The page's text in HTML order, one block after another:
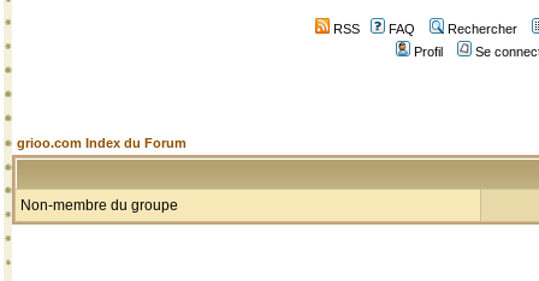
RSS FAQ
Rechercher
Profil
Se
grioo.com Index du Forum
Non-membre du groupe